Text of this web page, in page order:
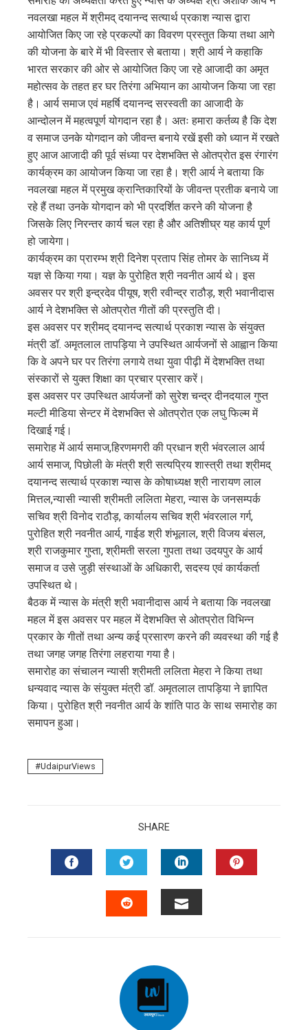
नवलखा महल में श्रीमद् दयानन्द सत्यार्थ प्रकाश न्यास द्वारा
आयोजित किए जा रहे प्रकल्पों का विवरण प्रस्तुत किया तथा आगे
की योजना के बारे में भी विस्तार से बताया। श्री आर्य ने कहाकि
भारत सरकार की ओर से आयोजित किए जा रहे आजादी का अमृत
महोत्सव के तहत हर घर तिरंगा अभियान का आयोजन किया जा रहा
है। आर्य समाज एवं महर्षि दयानन्द सरस्वती का आजादी के
आन्दोलन में महत्वपूर्ण योगदान रहा है। अतः हमारा कर्तव्य है कि देश
व समाज उनके योगदान को जीवन्त बनाये रखें इसी को ध्यान में रखते
हुए आज आजादी की पूर्व संध्या पर देशभक्ति से ओतप्रोत इस रंगारंग
कार्यक्रम का आयोजन किया जा रहा है। श्री आर्य ने बताया कि
नवलखा महल में प्रमुख क्रान्तिकारियों के जीवन्त प्रतीक बनाये जा
रहे हैं तथा उनके योगदान को भी प्रदर्शित करने की योजना है
जिसके लिए निरन्तर कार्य चल रहा है और अतिशीघ्र यह कार्य पूर्ण
हो जायेगा।
कार्यक्रम का प्रारम्भ श्री दिनेश प्रताप सिंह तोमर के सानिध्य में
यज्ञ से किया गया। यज्ञ के पुरोहित श्री नवनीत आर्य थे। इस
अवसर पर श्री इन्द्रदेव पीयूष, श्री रवीन्द्र राठौड़, श्री भवानीदास
आर्य ने देशभक्ति से ओतप्रोत गीतों की प्रस्तुति दी।
इस अवसर पर श्रीमद् दयानन्द सत्यार्थ प्रकाश न्यास के संयुक्त
मंत्री डॉ. अमृतलाल तापड़िया ने उपस्थित आर्यजनों से आह्वान किया
कि वे अपने घर पर तिरंगा लगाये तथा युवा पीढ़ी में देशभक्ति तथा
संस्कारों से युक्त शिक्षा का प्रचार प्रसार करें।
इस अवसर पर उपस्थित आर्यजनों को सुरेश चन्द्र दीनदयाल गुप्त
मल्टी मीडिया सेन्टर में देशभक्ति से ओतप्रोत एक लघु फिल्म में
दिखाई गई।
समारेाह में आर्य समाज,हिरणमगरी की प्रधान श्री भंवरलाल आर्य
आर्य समाज, पिछोली के मंत्री श्री सत्यप्रिय शास्त्री तथा श्रीमद्
दयानन्द सत्यार्थ प्रकाश न्यास के कोषाध्यक्ष श्री नारायण लाल
मित्तल,न्यासी न्यासी श्रीमती ललिता मेहरा, न्यास के जनसम्पर्क
सचिव श्री विनोद राठौड़, कार्यालय सचिव श्री भंवरलाल गर्ग,
पुरोहित श्री नवनीत आर्य, गाईड श्री शंभूलाल, श्री विजय बंसल,
श्री राजकुमार गुप्ता, श्रीमती सरला गुपता तथा उदयपुर के आर्य
समाज व उसे जुड़ी संस्थाओं के अधिकारी, सदस्य एवं कार्यकर्ता
उपस्थित थे।
बैठक में न्यास के मंत्री श्री भवानीदास आर्य ने बताया कि नवलखा
महल में इस अवसर पर महल में देशभक्ति से ओतप्रोत विभिन्न
प्रकार के गीतों तथा अन्य कई प्रसारण करने की व्यवस्था की गई है
तथा जगह जगह तिरंगा लहराया गया है।
समारोह का संचालन न्यासी श्रीमती ललिता मेहरा ने किया तथा
धन्यवाद न्यास के संयुक्त मंत्री डॉ. अमृतलाल तापड़िया ने ज्ञापित
किया। पुरोहित श्री नवनीत आर्य के शांति पाठ के साथ समारोह का
समापन हुआ।
UdaipurViews
SHARE
FACEBOOKTWITTERLINKEDIN